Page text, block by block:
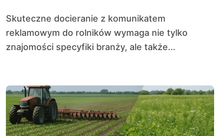
Skuteczne docieranie z komunikatem
reklamowym do rolników wymaga nie tylko
znajomości specyfiki branży, ale także...